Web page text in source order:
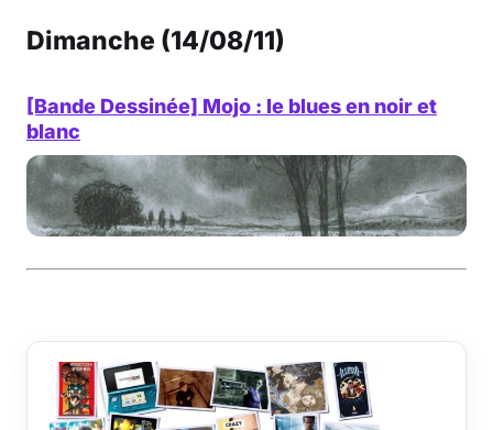
Dimanche (14/08/11)
[Bande Dessinée] Mojo : le blues en noir et
blanc